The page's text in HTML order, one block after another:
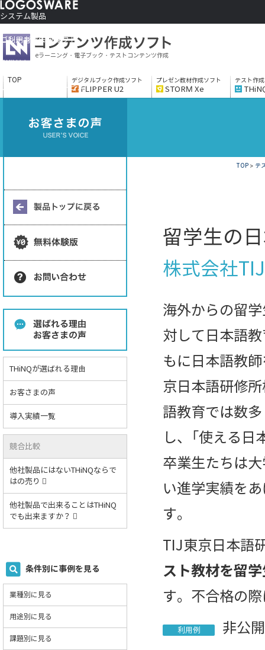
システム製品
コンテンツ作成ソフト
ソリューションサービス
ご利用者さま向け
eラーニング・電子ブック・テストコンテンツ作成
TOP デジタルブック作成ソフト
FLIPPER U2
プレゼン教材作成ソフト
STORM Xe
テスト作
TOP > テ
留学生の日
株式会社
海外からの留
対して日本語
もに日本語教
京日本語研修
語教育では数
し、「使える日
卒業生たちは
い進学実績を
す。
TIJ東京日本語
スト教材を留
す。不合格の
利用例 非公開
THiNQが選ばれる理由
お客さまの声
導入実績一覧
競合比較
他社製品にはないTHiNQならで
はの売り
他社製品で出来ることはTHiNQ
でも出来ますか？
条件別に事例を見る
業種別に見る
用途別に見る
課題別に見る